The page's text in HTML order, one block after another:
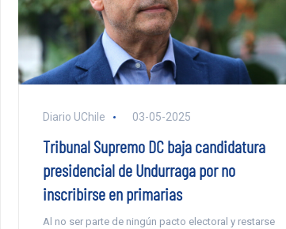
Diario UChile 03-05-2025
Tribunal Supremo DC baja candidatura
presidencial de Undurraga por no
inscribirse en primarias
Al no ser parte de ningún pacto electoral y restarse